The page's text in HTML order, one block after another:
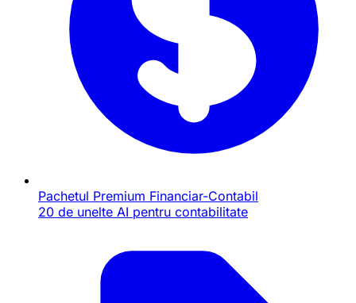
Pachetul Premium Financiar-Contabil
20 de unelte AI pentru contabilitate